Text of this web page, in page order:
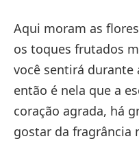
Aqui moram as
os toques frutados
você sentirá durante
então é nela que a
coração agrada, há
gostar da fragrância